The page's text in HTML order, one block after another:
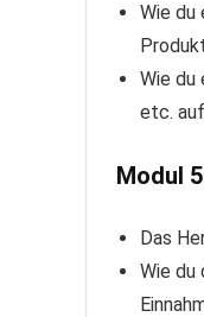
Wie du
Wie du
etc.
Modul
Das
Wie du